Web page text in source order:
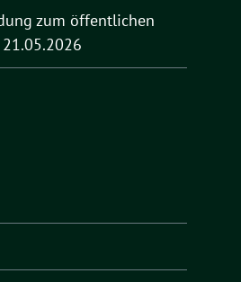
zum öffentlichen